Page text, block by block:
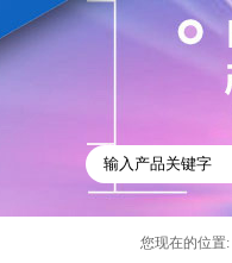
您现在的位置: